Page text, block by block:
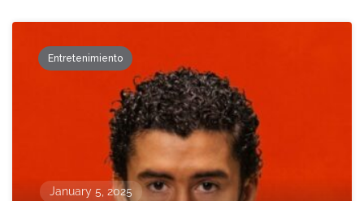
Entretenimiento
January 5, 2025